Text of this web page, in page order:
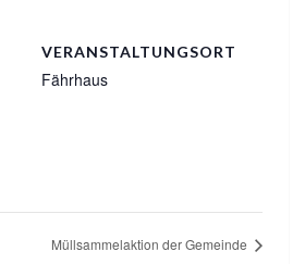
VERANSTALTUNGSORT
Fährhaus
Müllsammelaktion der Gemeinde